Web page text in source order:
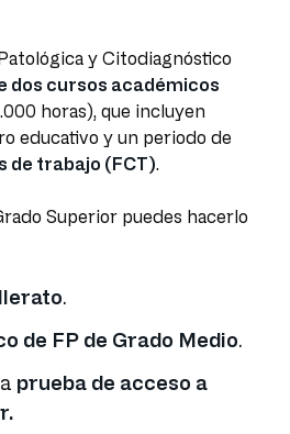
y Citodiagnóstico
dos cursos académicos
horas), que incluyen
educativo y un periodo de
de trabajo (FCT).
Superior puedes hacerlo
.
de FP de Grado Medio.
prueba de acceso a